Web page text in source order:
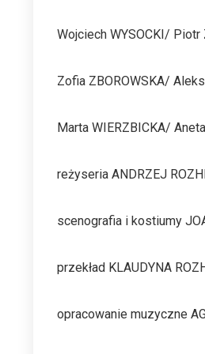
Wojciech WYSOCKI/ Piotr
Zofia ZBOROWSKA/
Marta WIERZBICKA/
reżyseria ANDRZEJ
scenografia i kostiumy
przekład KLAUDYNA
opracowanie muzyczne